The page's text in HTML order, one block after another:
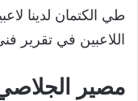
طي الكتمان لدينا
اللاعبين في تقرير
مصير